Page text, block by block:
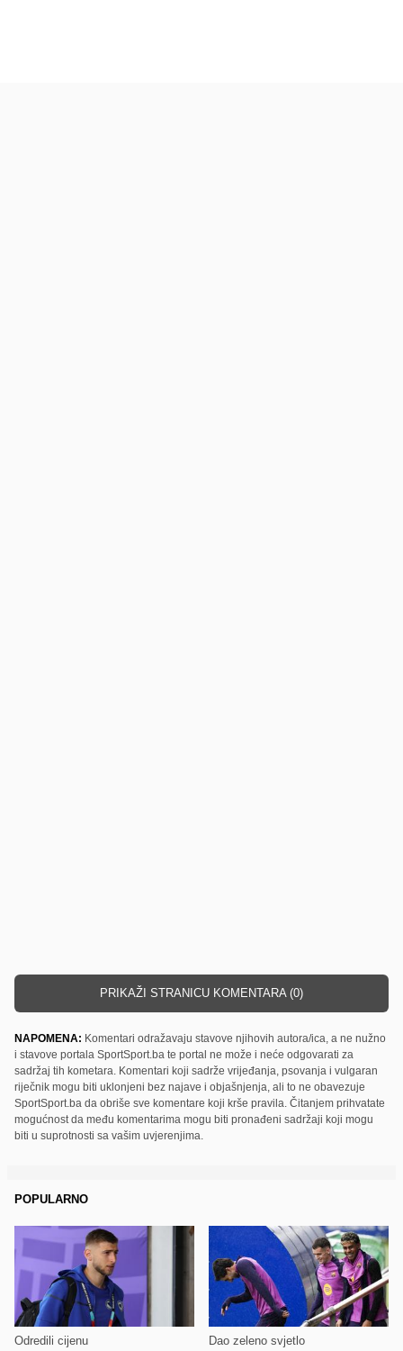
PRIKAŽI STRANICU KOMENTARA (0)
NAPOMENA: Komentari odražavaju stavove njihovih autora/ica, a ne nužno
i stavove portala SportSport.ba te portal ne može i neće odgovarati za
sadržaj tih kometara. Komentari koji sadrže vrijeđanja, psovanja i vulgaran
riječnik mogu biti uklonjeni bez najave i objašnjenja, ali to ne obavezuje
SportSport.ba da obriše sve komentare koji krše pravila. Čitanjem prihvatate
mogućnost da među komentarima mogu biti pronađeni sadržaji koji mogu
biti u suprotnosti sa vašim uvjerenjima.
POPULARNO
Odredili cijenu Dao zeleno svjetlo